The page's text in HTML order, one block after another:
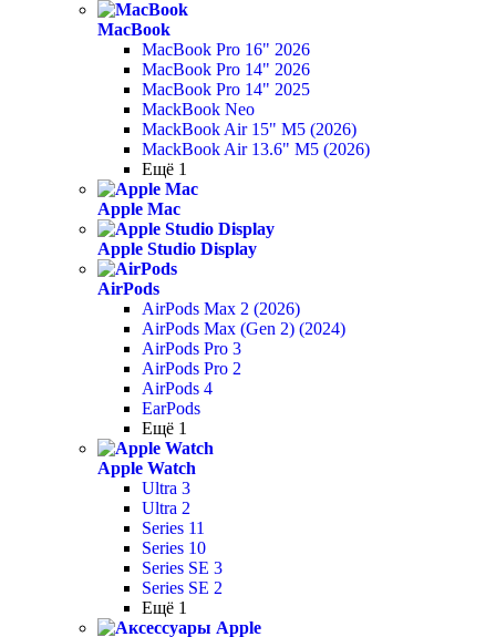
MacBook
MacBook Pro 16" 2026
MacBook Pro 14" 2026
MacBook Pro 14" 2025
MackBook Neo
MackBook Air 15" M5 (2026)
MackBook Air 13.6" M5 (2026)
Ещё 1
Apple Mac
Apple Studio Display
AirPods
AirPods Max 2 (2026)
AirPods Max (Gen 2) (2024)
AirPods Pro 3
AirPods Pro 2
AirPods 4
EarPods
Ещё 1
Apple Watch
Ultra 3
Ultra 2
Series 11
Series 10
Series SE 3
Series SE 2
Ещё 1